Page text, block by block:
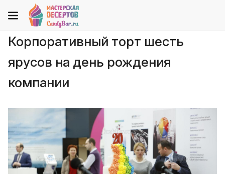
Корпоративный торт шесть
ярусов на день рождения
компании